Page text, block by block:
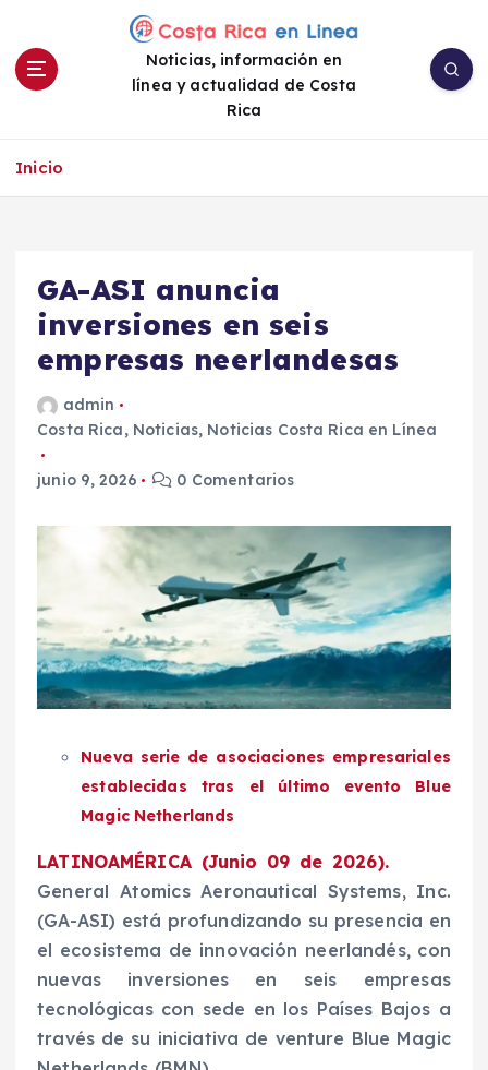
Noticias, información en
línea y actualidad de Costa
Rica
Inicio
GA-ASI anuncia
inversiones en seis
empresas neerlandesas
admin
Costa Rica, Noticias, Noticias Costa Rica en Línea
junio 9, 2026 0 Comentarios
Nueva serie de asociaciones empresariales
establecidas tras el último evento Blue
Magic Netherlands
LATINOAMÉRICA (Junio 09 de 2026).
General Atomics Aeronautical Systems, Inc.
(GA-ASI) está profundizando su presencia en
el ecosistema de innovación neerlandés, con
nuevas inversiones en seis empresas
tecnológicas con sede en los Países Bajos a
través de su iniciativa de venture Blue Magic